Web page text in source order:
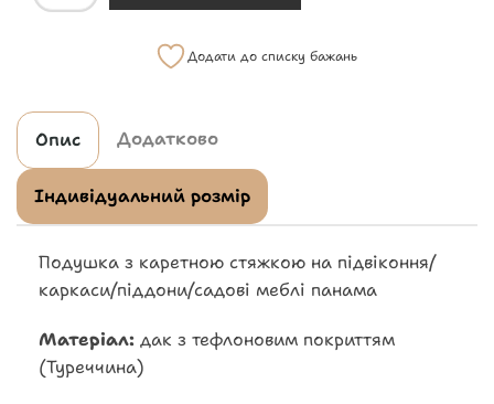
Додати до списку бажань
Опис Додатково
Індивідуальний розмір
Подушка з каретною стяжкою на підвіконня/
каркаси/піддони/садові меблі панама
Матеріал: дак з тефлоновим покриттям
(Туреччина)